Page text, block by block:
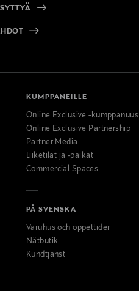
KUMPPANEILLE
Online Exclusive -kumppanuus
Online Exclusive Partnership
Partner Media
Liiketilat ja -paikat
Commercial Spaces
PÅ SVENSKA
Varuhus och öppettider
Nätbutik
Kundtjänst